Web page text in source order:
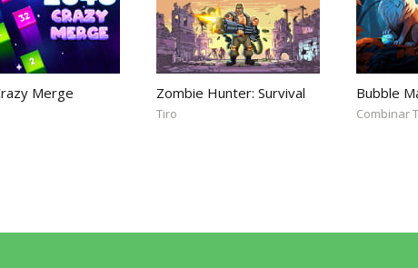
Merge Zombie Hunter: Survival
Tiro
Bubble
Combinar